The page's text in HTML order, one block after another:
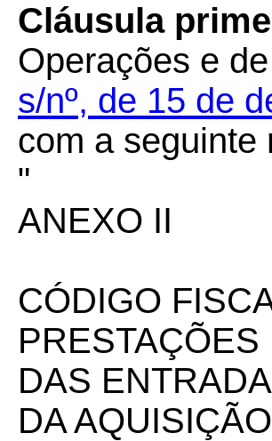
Cláusula
Operações e
s/nº, de 15 de
com a seguinte
"
ANEXO II
CÓDIGO
PRESTAÇÕES
DAS
DA